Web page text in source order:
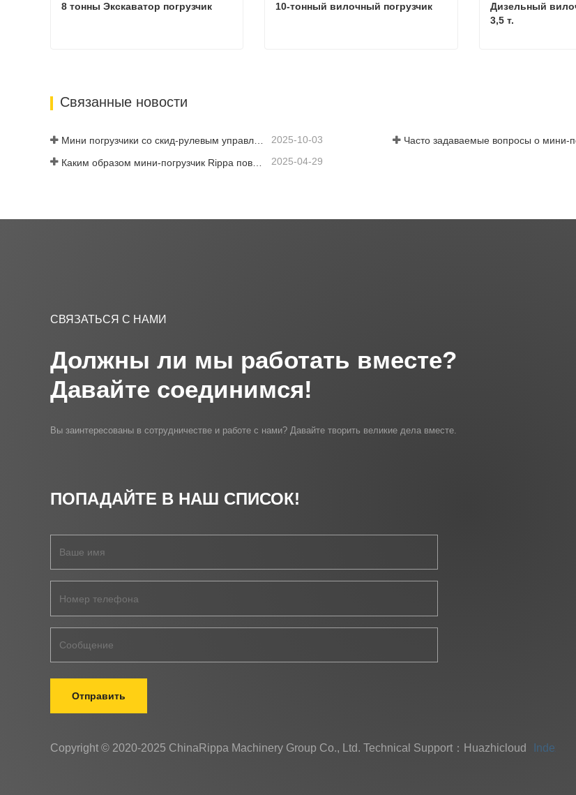
8 тонны Экскаватор погрузчик 10-тонный вилочный погрузчик
Дизельный
3,5 т.
Связанные новости
Мини погрузчики со скид-рулевым управлением в продаже: руководство для покупателей 2025-10-03
2025-04-29
СВЯЗАТЬСЯ С НАМИ
Должны ли мы работать вместе?
Давайте соединимся!
Вы заинтересованы в сотрудничестве и работе с нами? Давайте творить великие дела вместе.
ПОПАДАЙТЕ В НАШ СПИСОК!
Отправить
Copyright © 2020-2025 ChinaRippa Machinery Group Co., Ltd. Technical Support：Huazhicloud Index